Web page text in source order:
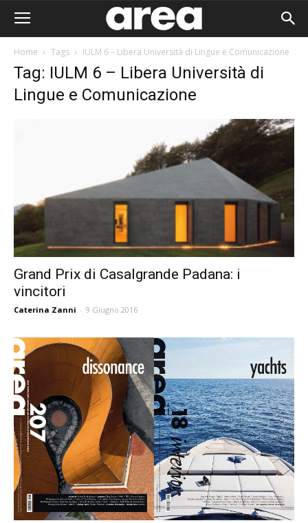
Home Tags IULM 6 – Libera Università di Lingue e Comunicazione
Tag: IULM 6 – Libera Università di
Lingue e Comunicazione
Grand Prix di Casalgrande Padana: i
vincitori
Caterina Zanni - 9 Giugno 2016